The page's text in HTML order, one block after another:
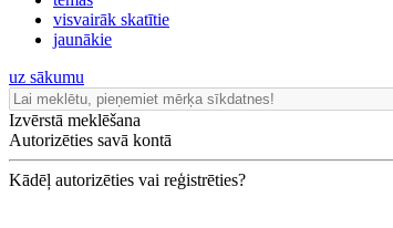
visvairāk skatītie
jaunākie
uz sākumu
Izvērstā meklēšana
Autorizēties savā kontā
Kādēļ autorizēties vai reģistrēties?